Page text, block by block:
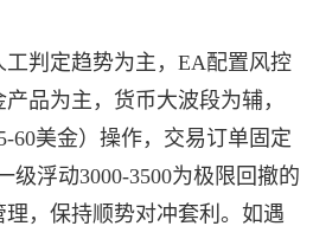
判定趋势为主，EA配置风控
品为主，货币大波段为辅，
60美金）操作，交易订单固定
级浮动3000-3500为极限回撤的
，保持顺势对冲套利。如遇